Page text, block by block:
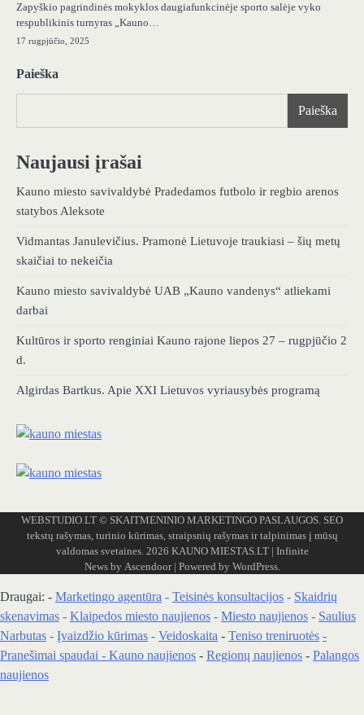
Zapyškio pagrindinės mokyklos daugiafunkcinėje sporto salėje vyko
respublikinis turnyras „Kauno…
17 rugpjūčio, 2025
Paieška
Paieška
Naujausi įrašai
Kauno miesto savivaldybė Pradedamos futbolo ir regbio arenos
statybos Aleksote
Vidmantas Janulevičius. Pramonė Lietuvoje traukiasi – šių metų
skaičiai to nekeičia
Kauno miesto savivaldybė UAB „Kauno vandenys“ atliekami
darbai
Kultūros ir sporto renginiai Kauno rajone liepos 27 – rugpjūčio 2
d.
Algirdas Bartkus. Apie XXI Lietuvos vyriausybės programą
WEBSTUDIO.LT © SKAITMENINIO MARKETINGO PASLAUGOS. SEO
tekstų rašymas, turinio kūrimas, straipsnių rašymas ir talpinimas į mūsų
valdomas svetaines. 2026 KAUNO MIESTAS.LT| Infinite
News by Ascendoor| Powered by WordPress.
Draugai: - Marketingo agentūra - Teisinės konsultacijos - Skaidrių
skenavimas - Klaipedos miesto naujienos - Miesto naujienos - Saulius
Narbutas - Įvaizdžio kūrimas - Veidoskaita - Teniso treniruotės -
Pranešimai spaudai - Kauno naujienos - Regionų naujienos - Palangos
naujienos